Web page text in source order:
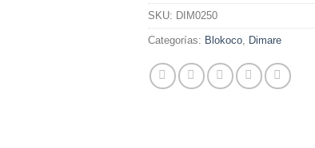
SKU: DIM0250
Categorías: Blokoco, Dimare